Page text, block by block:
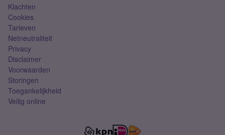
Klachten
Cookies
Tarieven
Netneutraliteit
Privacy
Disclaimer
Voorwaarden
Storingen
Toegankelijkheid
Veilig online